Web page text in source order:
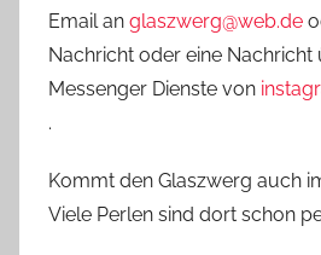
Email an glaszwerg@web.de
Nachricht oder eine Nachricht
Messenger Dienste von
.
Kommt den Glaszwerg auch
Viele Perlen sind dort schon